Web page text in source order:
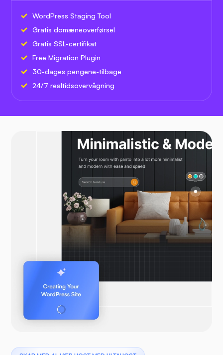
WordPress Staging Tool
Gratis domæneoverførsel
Gratis SSL-certifikat
Free Migration Plugin
30-dages pengene-tilbage
24/7 realtidsovervågning